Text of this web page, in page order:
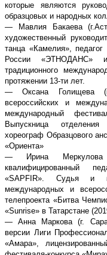
которые являются
образцовых и народных
— Мавлия Бакаева
художественный
танца «Камелия»,
России «ЭТНОДАНС»
традиционного
протяжении 13-ти лет.
— Оксана Голищева
всероссийских и
международный
Выпускница
хореограф​ Образцового
«Ориента»
— Ирина Меркулова
квалифицированный
«SAPFIR». Судья и
международных и
телепроекта «Битва
«Sunrise» в Татарстане
— Анна Маркова (г.
версии Лиги
«Амара»,